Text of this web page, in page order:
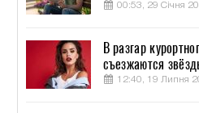
00:53, 29 Січня
В разгар
съезжаются
12:40, 19 Липня